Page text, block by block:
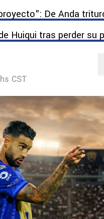
De Anda
Huiqui tras perder su
CST